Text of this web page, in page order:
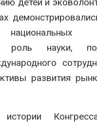
детей и
роль науки,
развития